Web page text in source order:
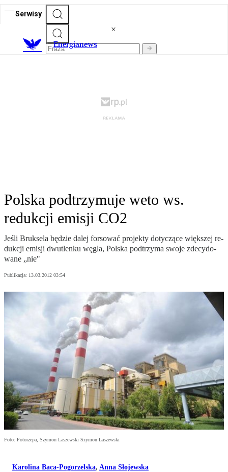
Serwisy
Energianews
Polska podtrzymuje weto ws.
redukcji emisji CO2
Je­śli Bruk­se­la bę­dzie da­lej for­so­wać pro­jek­ty do­ty­czą­ce więk­szej re­
duk­cji emi­sji dwu­tlen­ku wę­gla, Pol­ska pod­trzy­ma swo­je zde­cy­do­
wa­ne „nie"
Publikacja: 13.03.2012 03:54
Foto: Fotorzepa, Szymon Laszewski Szymon Laszewski
Karolina Baca-Pogorzelska, Anna Słojewska